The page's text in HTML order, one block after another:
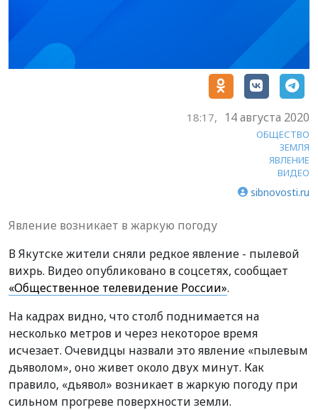
18:17, 14 августа 2020
ОБЩЕСТВО
ЗЕМЛЯ
ЯВЛЕНИЕ
ВИДЕО
sibnovosti.ru
Явление возникает в жаркую погоду
В Якутске жители сняли редкое явление - пылевой
вихрь. Видео опубликовано в соцсетях, сообщает
«Общественное телевидение России».
На кадрах видно, что столб поднимается на
несколько метров и через некоторое время
исчезает. Очевидцы назвали это явление «пылевым
дьяволом», оно живет около двух минут. Как
правило, «дьявол» возникает в жаркую погоду при
сильном прогреве поверхности земли.